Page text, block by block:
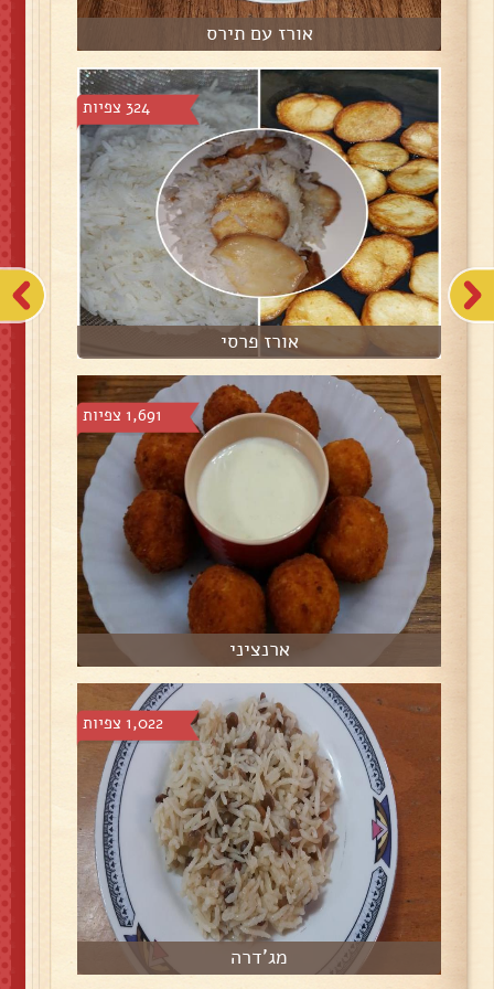
אורז עם תירס
324 צפיות
אורז פרסי
1,691 צפיות
ארנציני
1,022 צפיות
מג'דרה